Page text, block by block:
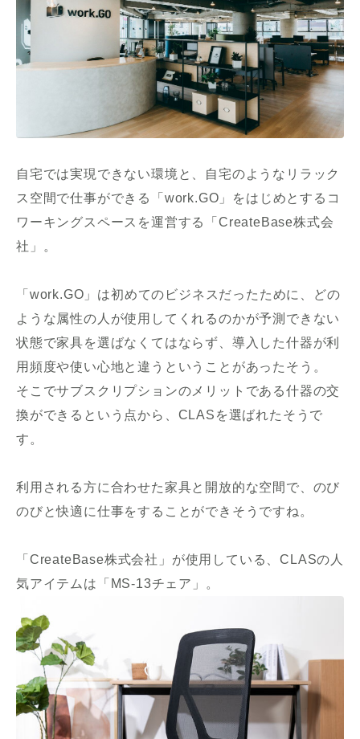
自宅では実現できない環境と、自宅のようなリラック
ス空間で仕事ができる「work.GO」をはじめとするコ
ワーキングスペースを運営する「CreateBase株式会
社」。
「work.GO」は初めてのビジネスだったために、どの
ような属性の人が使用してくれるのかが予測できない
状態で家具を選ばなくてはならず、導入した什器が利
用頻度や使い心地と違うということがあったそう。
そこでサブスクリプションのメリットである什器の交
換ができるという点から、CLASを選ばれたそうで
す。
利用される方に合わせた家具と開放的な空間で、のび
のびと快適に仕事をすることができそうですね。
「CreateBase株式会社」が使用している、CLASの人
気アイテムは「MS-13チェア」。